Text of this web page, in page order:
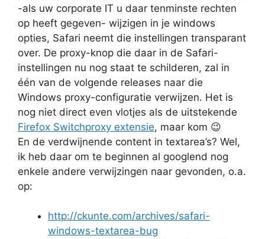
-als uw corporate IT u daar tenminste rechten
op heeft gegeven- wijzigen in je windows
opties, Safari neemt die instellingen transparant
over. De proxy-knop die daar in de Safari-
instellingen nu nog staat te schilderen, zal in
één van de volgende releases naar die
Windows proxy-configuratie verwijzen. Het is
nog niet direct even vlotjes als de uitstekende
Firefox Switchproxy extensie, maar kom 😉
En de verdwijnende content in textarea’s? Wel,
ik heb daar om te beginnen al googlend nog
enkele andere verwijzingen naar gevonden, o.a.
op:
http://ckunte.com/archives/safari-
windows-textarea-bug